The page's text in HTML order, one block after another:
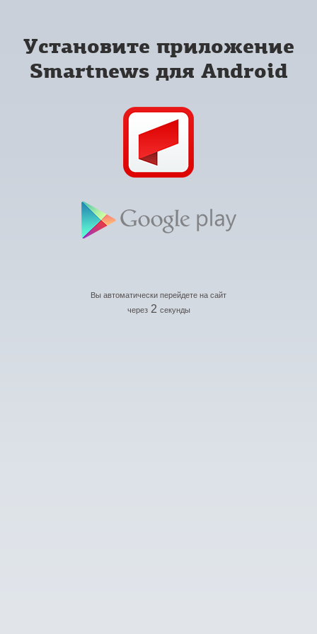
Установите приложение
Smartnews для Android
Вы автоматически перейдете на сайт
через 2 секунды